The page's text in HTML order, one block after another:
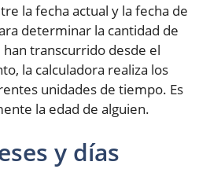
la fecha actual y la fecha de
determinar la cantidad de
han transcurrido desde el
la calculadora realiza los
unidades de tiempo. Es
la edad de alguien.
y días